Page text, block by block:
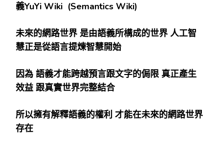
義YuYi Wiki (Semantics Wiki)
未來的網路世界 是由語義所構成的世界 人工智
慧正是從語言提煉智慧開始
因為 語義才能跨越預言跟文字的侷限 真正產生
效益 跟真實世界完整結合
所以擁有解釋語義的權利 才能在未來的網路世界
存在